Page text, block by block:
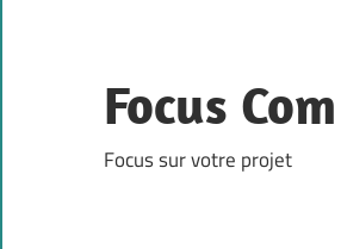
content
Focus Com
Focus sur votre projet